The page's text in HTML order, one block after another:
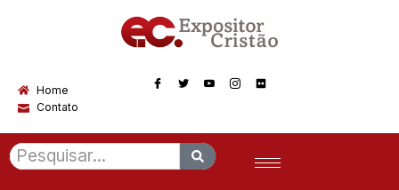
Home
Contato